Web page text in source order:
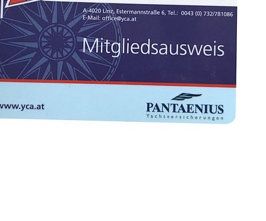
zur FB2 -
Club-Segelyacht
DAISY DUCK
Organigramm
Segel-Bundesliga
CROATIA 300
Veranstaltungen
Gutschein
Schwarzes Brett
VereinOnline
YCA Bootsbriefe